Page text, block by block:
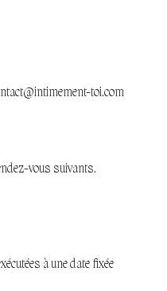
toi.com
vous suivants.
à une date fixée